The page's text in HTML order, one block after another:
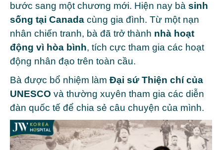
bước sang một chương mới. Hiện nay bà sinh
sống tại Canada cùng gia đình. Từ một nạn
nhân chiến tranh, bà đã trở thành nhà hoạt
động vì hòa bình, tích cực tham gia các hoạt
động nhân đạo trên toàn cầu.
Bà được bổ nhiệm làm Đại sứ Thiện chí của
UNESCO và thường xuyên tham gia các diễn
đàn quốc tế để chia sẻ câu chuyện của mình.